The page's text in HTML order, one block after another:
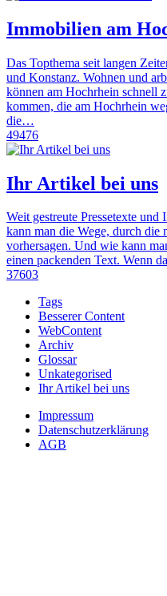
Immobilien am
Das Topthema seit langen
und Konstanz. Wohnen und
können am Hochrhein schnell
kommen, die am Hochrhein
die…
49476
Ihr Artikel bei uns
Weit gestreute Pressetexte
kann man die Wege, durch die
vorhersagen. Und wie kann
einen packenden Text. Wenn
37603
Tags
Besserer Content
WebContent
Archiv
Glossar
Unkategorised
Ihr Artikel bei uns
Impressum
Datenschutzerklärung
AGB